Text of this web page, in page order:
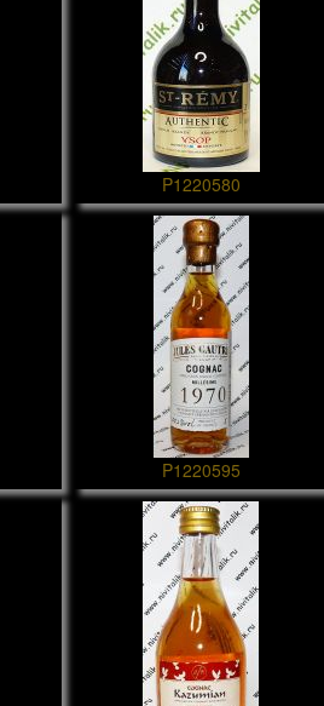
P1220580
P1220595